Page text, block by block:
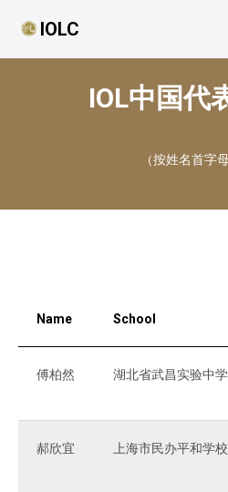
IOLC
IOL中国代
（按姓名首字
Name School
傅柏然 湖北省武昌实验中学
郝欣宜 上海市民办平和学校